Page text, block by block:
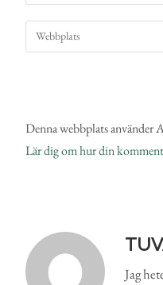
Denna webbplats använder
Lär dig om hur din
Jag